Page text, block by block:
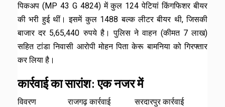
पिकअप (MP 43 G 4824) में कुल 124 पेटियां किंगफिशर बीयर
की भरी हुई थीं। इसमें कुल 1488 बल्क लीटर बीयर थी, जिसकी
बाजार दर 5,65,440 रुपये है। पुलिस ने वाहन (कीमत 7 लाख)
सहित टांडा निवासी आरोपी मोहन पिता केरू बामनिया को गिरफ्तार
कर लिया है।
कार्रवाई का सारांश: एक नजर में
विवरण राजगढ़ कार्रवाई सरदारपुर कार्रवाई